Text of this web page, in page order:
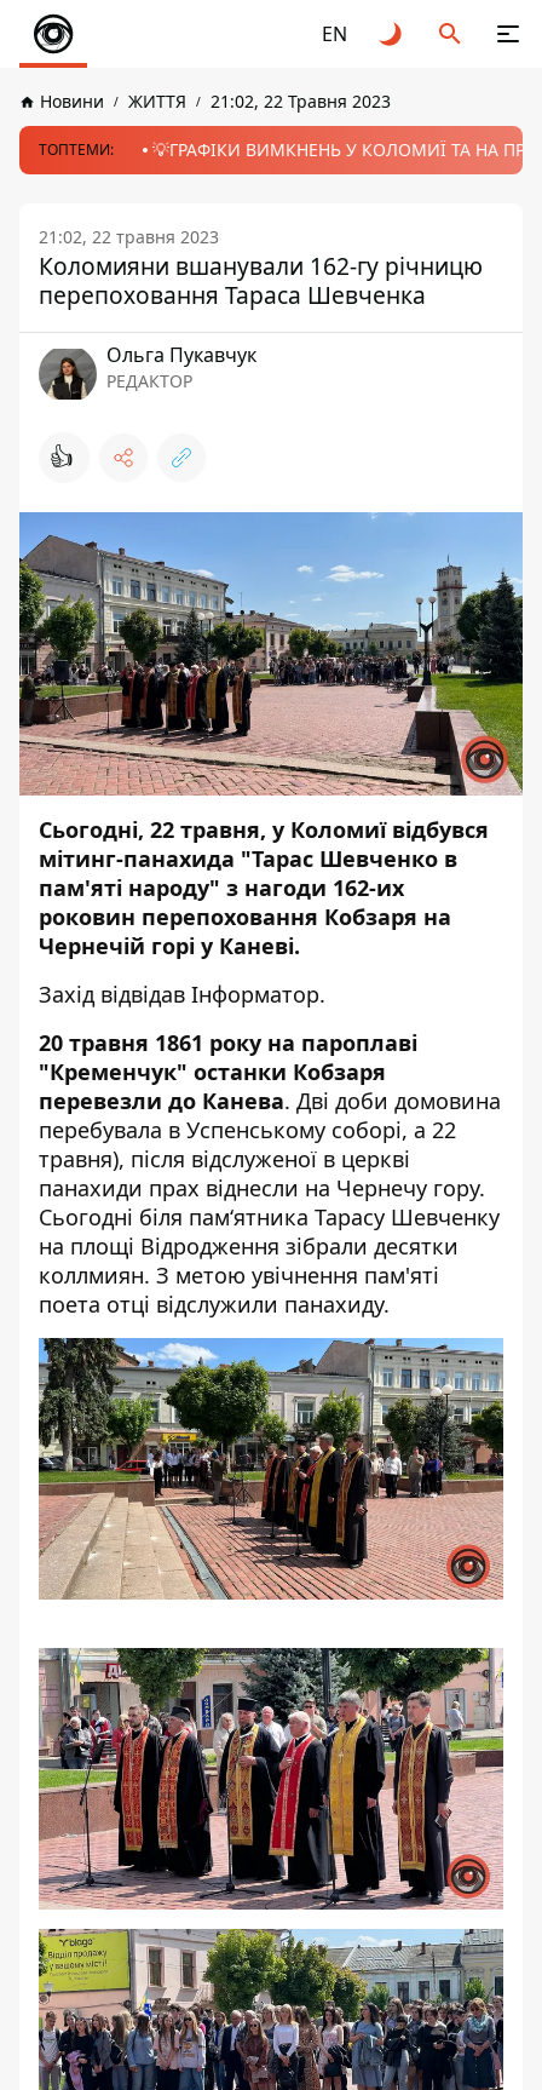
EN
Новини ЖИТТЯ 21:02, 22 Травня 2023
ТОПТЕМИ: 💡ГРАФІКИ ВИМКНЕНЬ У КОЛОМИЇ ТА НА
21:02, 22 травня 2023
Коломияни вшанували 162-гу річницю
перепоховання Тараса Шевченка
Ольга Пукавчук
РЕДАКТОР
👍
Сьогодні, 22 травня, у Коломиї відбувся
мітинг-панахида "Тарас Шевченко в
пам'яті народу" з нагоди 162-их
роковин перепоховання Кобзаря на
Чернечій горі у Каневі.
Захід відвідав Інформатор.
20 травня 1861 року на пароплаві
"Кременчук" останки Кобзаря
перевезли до Канева. Дві доби домовина
перебувала в Успенському соборі, а 22
травня), після відслуженої в церкві
панахиди прах віднесли на Чернечу гору.
Сьогодні біля пам‘ятника Тарасу Шевченку
на площі Відродження зібрали десятки
коллмиян. З метою увічнення пам'яті
поета отці відслужили панахиду.